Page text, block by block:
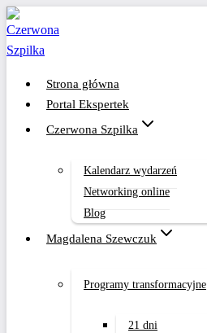
Przejdź
do
treści
Strona główna
Portal Ekspertek
Czerwona Szpilka
Kalendarz wydarzeń
Networking online
Blog
Magdalena Szewczuk
Programy transformacyjne
21 dni